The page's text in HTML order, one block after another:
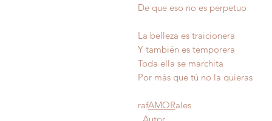
De que eso no es perpetuo
La belleza es traicionera
Y también es temporera
Toda ella se marchita
Por más que tú no la
rafAMORales